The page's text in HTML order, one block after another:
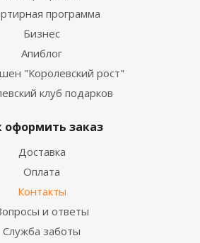
программа
Бизнес
Апиблог
"Королевский рост"
клуб подарков
оформить заказ
Доставка
Оплата
Контакты
и ответы
Служба заботы